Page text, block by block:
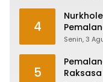
4
Plt
Senin, 3
5